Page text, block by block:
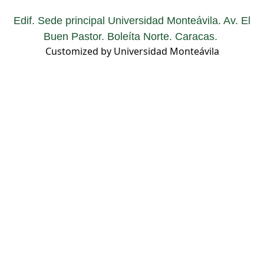
Edif. Sede principal Universidad Monteávila. Av. El
Buen Pastor. Boleíta Norte. Caracas.
Customized by Universidad Monteávila